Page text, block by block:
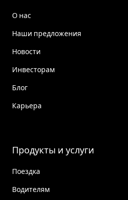
О нас
Наши предложения
Новости
Инвесторам
Блог
Карьера
Продукты и услуги
Поездка
Водителям